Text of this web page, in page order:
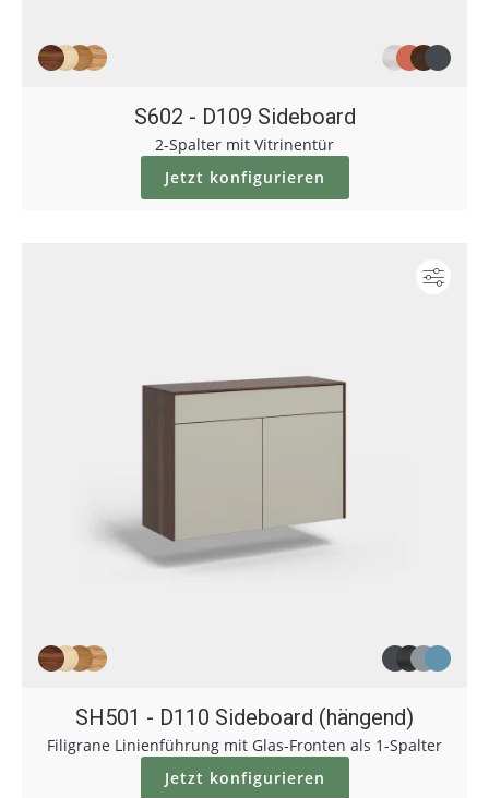
S602 - D109 Sideboard
2-Spalter mit Vitrinentür
Jetzt konfigurieren
SH501 - D110 Sideboard (hängend)
Filigrane Linienführung mit Glas-Fronten als 1-Spalter
Jetzt konfigurieren